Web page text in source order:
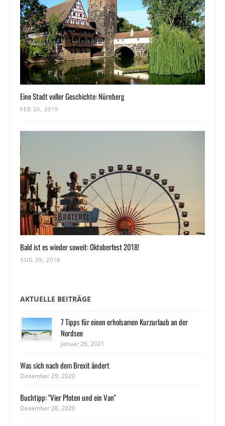
Eine Stadt voller Geschichte: Nürnberg
FEB 20, 2019
Bald ist es wieder soweit: Oktoberfest 2018!
AUG 29, 2018
AKTUELLE BEITRÄGE
7 Tipps für einen erholsamen Kurzurlaub an der
Nordsee
Januar 26, 2021
Was sich nach dem Brexit ändert
Dezember 29, 2020
Buchtipp: "Vier Pfoten und ein Van"
Dezember 28, 2020